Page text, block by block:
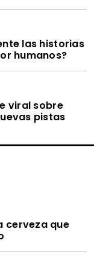
las historias
humanos?
viral sobre
pistas
cerveza que